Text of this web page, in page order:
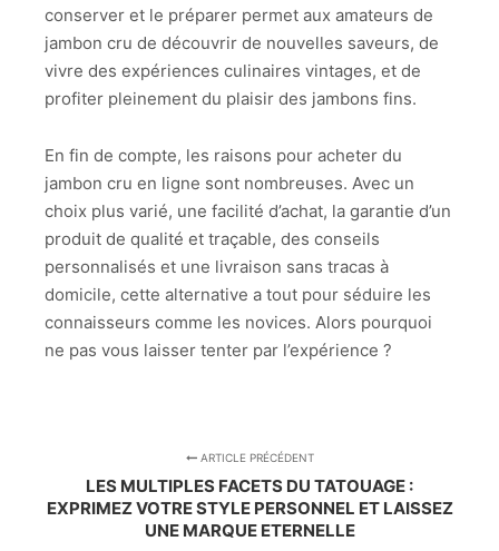
conserver et le préparer permet aux amateurs de
jambon cru de découvrir de nouvelles saveurs, de
vivre des expériences culinaires vintages, et de
profiter pleinement du plaisir des jambons fins.
En fin de compte, les raisons pour acheter du
jambon cru en ligne sont nombreuses. Avec un
choix plus varié, une facilité d’achat, la garantie d’un
produit de qualité et traçable, des conseils
personnalisés et une livraison sans tracas à
domicile, cette alternative a tout pour séduire les
connaisseurs comme les novices. Alors pourquoi
ne pas vous laisser tenter par l’expérience ?
ARTICLE PRÉCÉDENT
LES MULTIPLES FACETS DU TATOUAGE :
EXPRIMEZ VOTRE STYLE PERSONNEL ET LAISSEZ
UNE MARQUE ETERNELLE